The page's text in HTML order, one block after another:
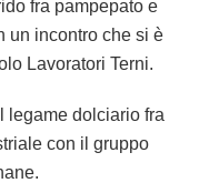
fra pampepato e
un incontro che si è
Lavoratori Terni.
legame dolciario fra
con il gruppo